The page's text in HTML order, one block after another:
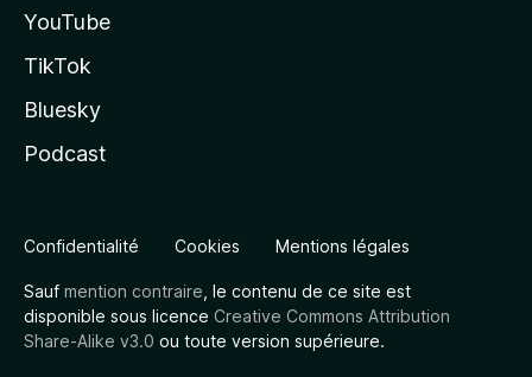
YouTube
TikTok
Bluesky
Podcast
Confidentialité Cookies Mentions légales
Sauf mention contraire , le contenu de ce site est
disponible sous licence Creative Commons Attribution
Share-Alike v3.0 ou toute version supérieure.